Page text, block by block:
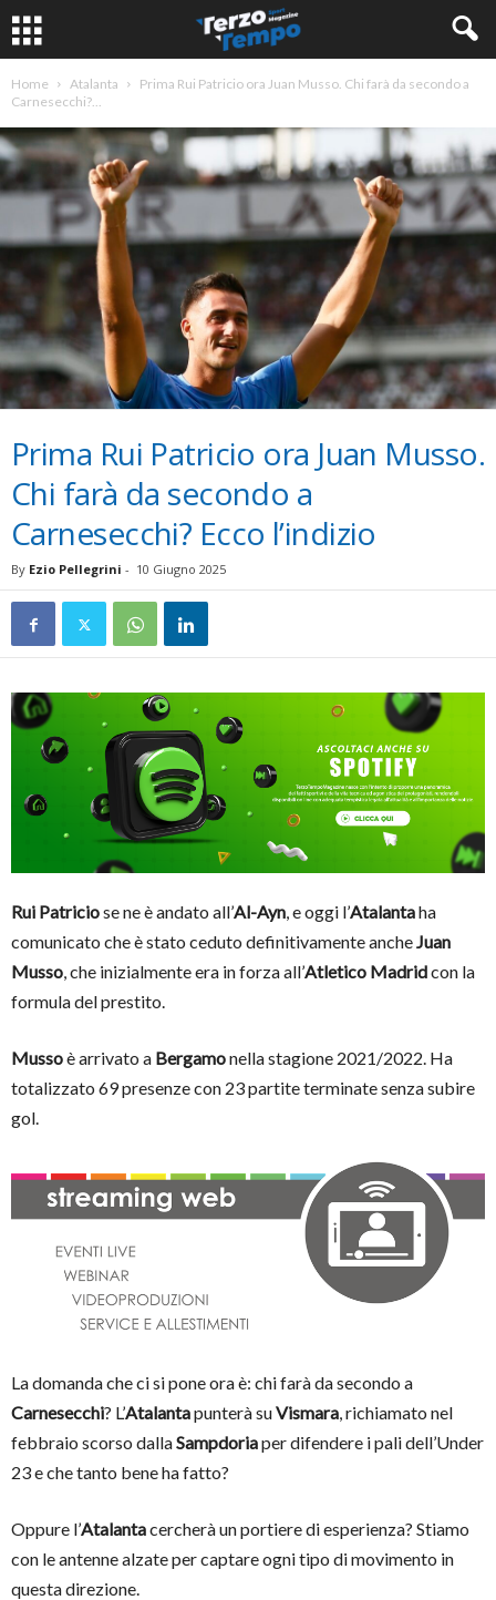
Home Atalanta
Prima Rui Patricio ora Juan Musso. Chi farà da secondo a
Carnesecchi?...
Prima Rui Patricio ora Juan Musso.
Chi farà da secondo a
Carnesecchi? Ecco l’indizio
By Ezio Pellegrini - 10 Giugno 2025
Rui Patriciose ne è andato all’Al-Ayn, e oggi l’Atalantaha
comunicato che è stato ceduto definitivamente ancheJuan
Musso, che inizialmente era in forza all’Atletico Madridcon la
formula del prestito.
Mussoè arrivato a Bergamonella stagione 2021/2022. Ha
totalizzato 69 presenze con 23 partite terminate senza subire
gol.
La domanda che ci si pone ora è: chi farà da secondo a
Carnesecchi? L’Atalantapunterà suVismara, richiamato nel
febbraio scorso dallaSampdoriaper difendere i pali dell’Under
23 e che tanto bene ha fatto?
Oppure l’Atalantacercherà un portiere di esperienza? Stiamo
con le antenne alzate per captare ogni tipo di movimento in
questa direzione.